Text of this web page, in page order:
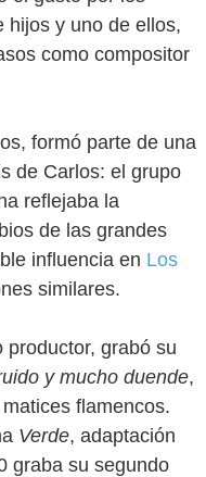
hijos y uno de ellos,
como compositor
formó parte de una
de Carlos: el grupo
reflejaba la
de las grandes
influencia en Los
similares.
productor, grabó su
y mucho duende,
flamencos.
Verde, adaptación
graba su segundo